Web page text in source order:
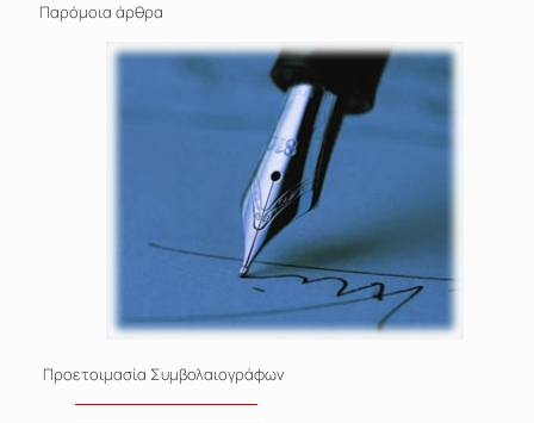
Παρόμοια άρθρα
Προετοιμασία Συμβολαιογράφων